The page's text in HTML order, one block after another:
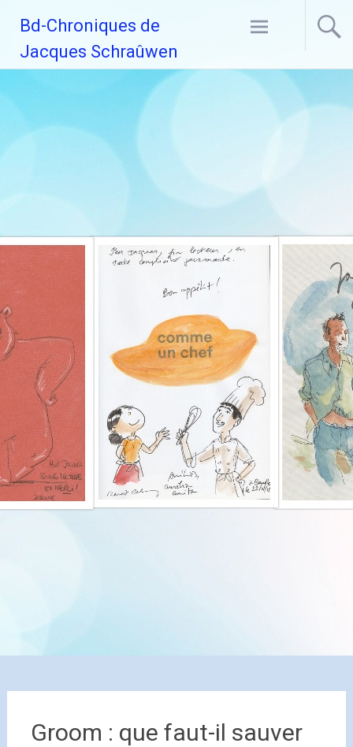
contenu
principal
Bd-Chroniques de
Jacques Schraûwen
Groom : que faut-il sauver